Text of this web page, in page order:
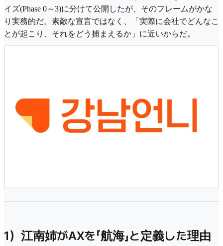
イズ(Phase 0～3)に分けて公開したが、そのフレームがかな
り実務的だ。素敵な宣言ではなく、「実際に会社でどんなこ
とが起こり、それをどう捕まえるか」に近いからだ。
1）江南姉がAXを「航海」と定義した理由